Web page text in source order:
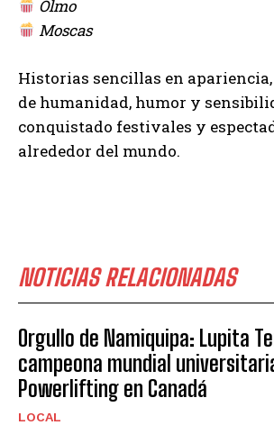
Olmo
Moscas
Historias sencillas en
de humanidad, humor y
conquistado festivales y
alrededor del mundo.
NOTICIAS RELACIONADAS
Orgullo de Namiquipa: Lupita
campeona mundial
Powerlifting en Canadá
LOCAL